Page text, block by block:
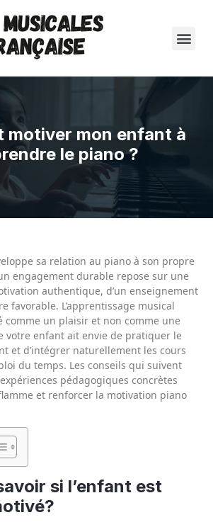
motiver mon enfant à
le piano ?
sa relation au piano à son propre
engagement durable repose sur une
authentique, d’un enseignement
favorable. L’apprentissage musical
comme un plaisir et non comme une
votre enfant ait envie de pratiquer le
et d’intégrer naturellement les cours
du temps. Les conseils qui suivent
pédagogiques concrètes
et renforcer la motivation piano
si l’enfant est